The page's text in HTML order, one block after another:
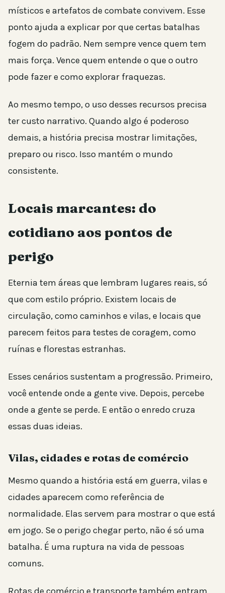
místicos e artefatos de combate convivem. Esse
ponto ajuda a explicar por que certas batalhas
fogem do padrão. Nem sempre vence quem tem
mais força. Vence quem entende o que o outro
pode fazer e como explorar fraquezas.
Ao mesmo tempo, o uso desses recursos precisa
ter custo narrativo. Quando algo é poderoso
demais, a história precisa mostrar limitações,
preparo ou risco. Isso mantém o mundo
consistente.
Locais marcantes: do
cotidiano aos pontos de
perigo
Eternia tem áreas que lembram lugares reais, só
que com estilo próprio. Existem locais de
circulação, como caminhos e vilas, e locais que
parecem feitos para testes de coragem, como
ruínas e florestas estranhas.
Esses cenários sustentam a progressão. Primeiro,
você entende onde a gente vive. Depois, percebe
onde a gente se perde. E então o enredo cruza
essas duas ideias.
Vilas, cidades e rotas de comércio
Mesmo quando a história está em guerra, vilas e
cidades aparecem como referência de
normalidade. Elas servem para mostrar o que está
em jogo. Se o perigo chegar perto, não é só uma
batalha. É uma ruptura na vida de pessoas
comuns.